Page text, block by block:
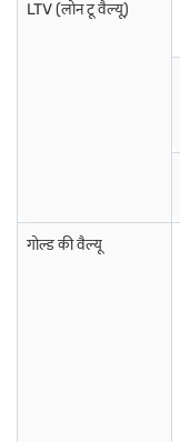
LTV (लोन टू वैल्यू)
गोल्ड की वैल्यू